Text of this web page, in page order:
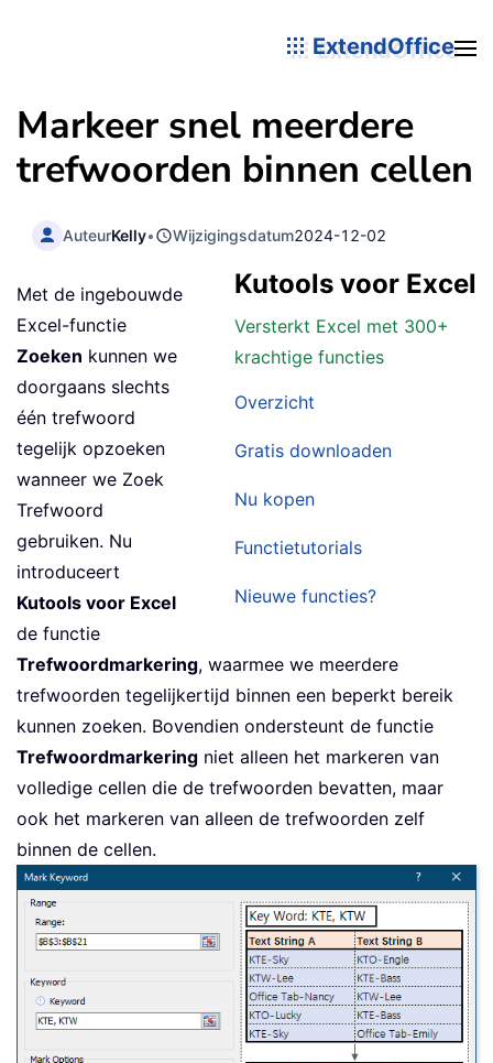
ExtendOffice
Markeer snel meerdere
trefwoorden binnen cellen
AuteurKelly• Wijzigingsdatum2024-12-02
Kutools voor Excel
Versterkt Excel met 300+
krachtige functies
Overzicht
Gratis downloaden
Nu kopen
Functietutorials
Nieuwe functies?
Met de ingebouwde
Excel-functie
Zoeken kunnen we
doorgaans slechts
één trefwoord
tegelijk opzoeken
wanneer we Zoek
Trefwoord
gebruiken. Nu
introduceert
Kutools voor Excel
de functie
Trefwoordmarkering, waarmee we meerdere
trefwoorden tegelijkertijd binnen een beperkt bereik
kunnen zoeken. Bovendien ondersteunt de functie
Trefwoordmarkering niet alleen het markeren van
volledige cellen die de trefwoorden bevatten, maar
ook het markeren van alleen de trefwoorden zelf
binnen de cellen.